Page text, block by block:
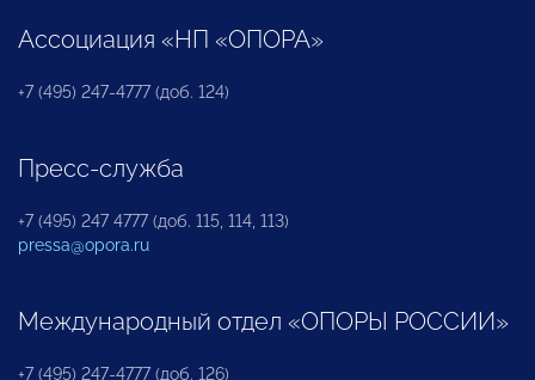
Ассоциация «НП «ОПОРА»
+7 (495) 247-4777 (доб. 124)
Пресс-служба
+7 (495) 247 4777 (доб. 115, 114, 113)
pressa@opora.ru
Международный отдел «ОПОРЫ РОССИИ»
+7 (495) 247-4777 (доб. 126)